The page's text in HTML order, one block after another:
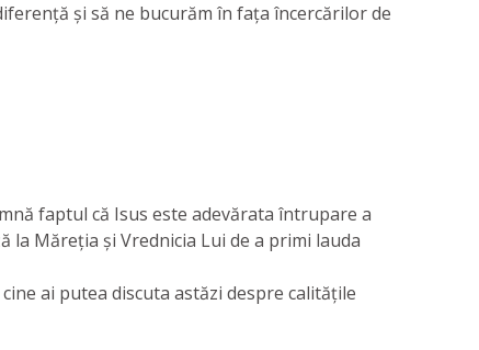
și să ne bucurăm în fața încercărilor de
faptul că Isus este adevărata întrupare a
la Măreția și Vrednicia Lui de a primi lauda
ai putea discuta astăzi despre calitățile